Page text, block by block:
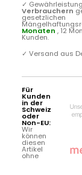
✓
Verbrauchern
gesetzlichen
Monaten , 12
Kunden.
✓ Versand aus
Für
Kunden
in der
Schweiz
oder
Non-EU:
Wir
können
diesen
Artikel
ohne